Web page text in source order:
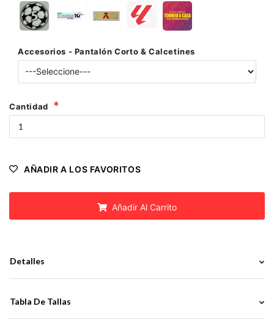
Accesorios - Pantalón Corto & Calcetines
Cantidad
AÑADIR A LOS FAVORITOS
Añadir Al Carrito
Detalles
Tabla De Tallas